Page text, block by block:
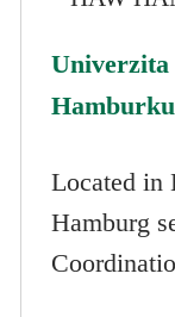
Univerzita
Hamburku
Located in
Hamburg